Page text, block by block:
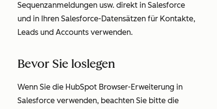
Sequenzanmeldungen usw. direkt in Salesforce
und in Ihren Salesforce-Datensätzen für Kontakte,
Leads und Accounts verwenden.
Bevor Sie loslegen
Wenn Sie die HubSpot Browser-Erweiterung in
Salesforce verwenden, beachten Sie bitte die